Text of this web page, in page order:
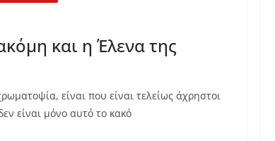
και η Έλενα της
είναι που είναι τελείως άχρηστοι
είναι μόνο αυτό το κακό